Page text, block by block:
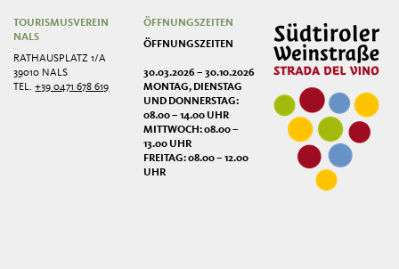
TOURISMUSVEREIN
NALS
RATHAUSPLATZ 1/A
39010 NALS
TEL.+39 0471 678 619
ÖFFNUNGSZEITEN
ÖFFNUNGSZEITEN
30.03.2026 – 30.10.2026
MONTAG, DIENSTAG
UND DONNERSTAG:
08.00 – 14.00 UHR
MITTWOCH: 08.00 –
13.00 UHR
FREITAG: 08.00 – 12.00
UHR